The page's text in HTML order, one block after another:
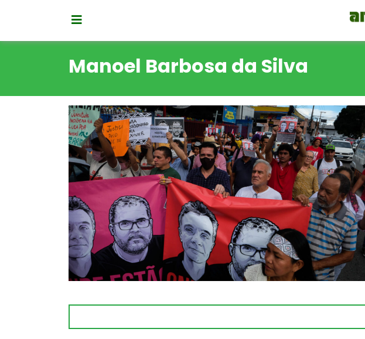
Manoel Barbosa da Silva